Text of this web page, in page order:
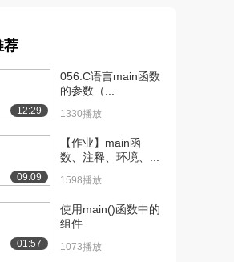
状语从句（二）
语从句（二）
16:05
状语从句（二）
荐
12:29
056.C语言main函数
的参数（...
1330播放
09:09
【作业】main函
数、注释、环境、...
1598播放
01:57
使用main()函数中的
组件
1073播放